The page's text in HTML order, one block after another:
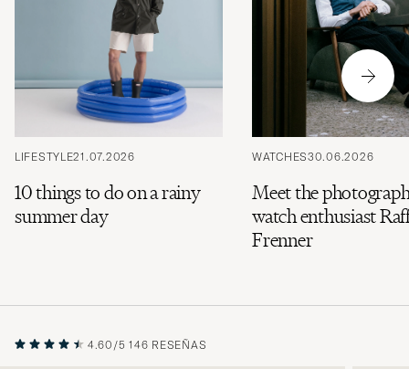
para
ti.
LIFESTYLE21.07.2026
10 things to do on a rainy
summer day
WATCHES30.06.2026
Meet the
watch enthusiast
Frenner
4.60/5 146 RESEÑAS